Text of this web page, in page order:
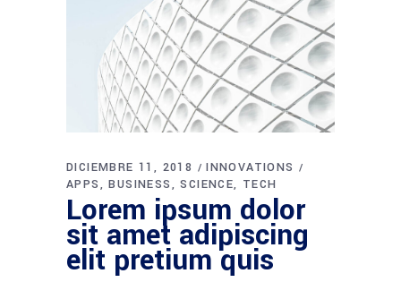
DICIEMBRE 11, 2018
INNOVATIONS
APPS
BUSINESS SCIENCE TECH
Lorem ipsum dolor
sit amet adipiscing
elit pretium quis